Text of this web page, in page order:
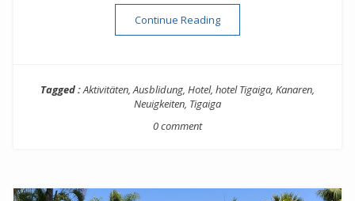
Continue Reading“Erstmals spanische
Tagged :Aktivitäten,Ausblidung, Hotel, hotel Tigaiga, Kanaren,
Neuigkeiten, Tigaiga
0 comment